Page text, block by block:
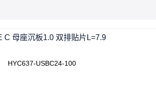
C 母座沉板1.0 双排贴片L=7.9
HYC637-USBC24-100